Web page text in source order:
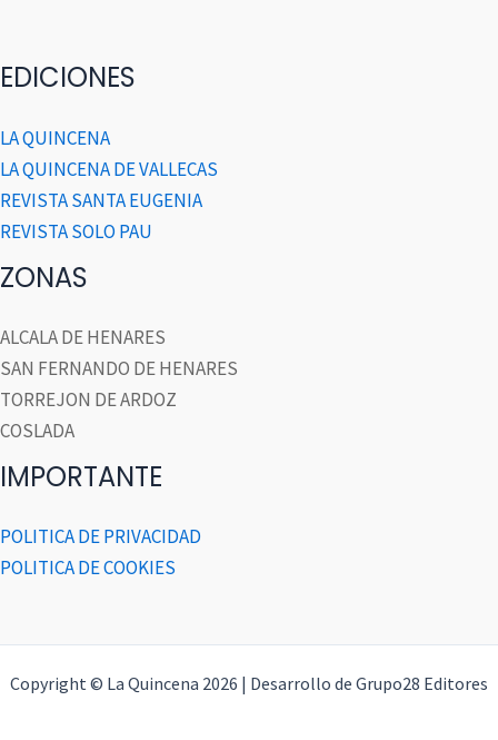
EDICIONES
LA QUINCENA
LA QUINCENA DE VALLECAS
REVISTA SANTA EUGENIA
REVISTA SOLO PAU
ZONAS
ALCALA DE HENARES
SAN FERNANDO DE HENARES
TORREJON DE ARDOZ
COSLADA
IMPORTANTE
POLITICA DE PRIVACIDAD
POLITICA DE COOKIES
Copyright © La Quincena 2026 | Desarrollo de Grupo28 Editores